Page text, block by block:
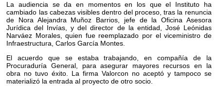
La audiencia se da en momentos en los que el Instituto ha
cambiado las cabezas visibles dentro del proceso, tras la renuncia
de Nora Alejandra Muñoz Barrios, jefe de la Oficina Asesora
Jurídica del Invías, y del director de la entidad, José Leónidas
Narváez Morales, quien fue reemplazado por el viceministro de
Infraestructura, Carlos García Montes.
El acuerdo que se estaba trabajando, en compañía de la
Procuraduría General, para asegurar mayores recursos en la
obra no tuvo éxito. La firma Valorcon no aceptó y tampoco se
materializó la entrada al proyecto de otro socio.